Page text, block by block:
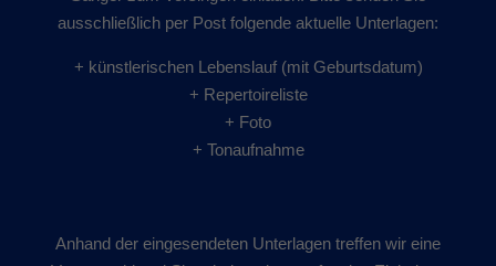
ausschließlich per Post folgende aktuelle Unterlagen:
+ künstlerischen Lebenslauf (mit Geburtsdatum)
+ Repertoireliste
+ Foto
+ Tonaufnahme
Anhand der eingesendeten Unterlagen treffen wir eine